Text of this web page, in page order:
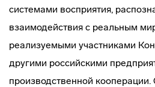
системами восприятия,
взаимодействия с реальным
реализуемыми участниками
другими российскими
производственной